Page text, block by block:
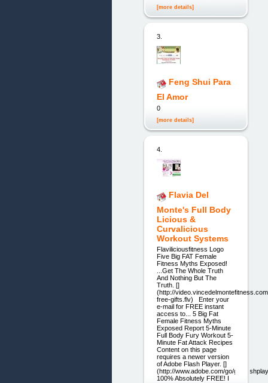
[more details]
3.
Feng Shui Para
El Amor
0
[more details]
4.
Flavia Del
Monte's Full Body
Licious &
Curvalicious
Workout Systems
Flaviliciousfitness Logo
Five Big FAT Female
Fitness Myths Exposed!
...Get The Whole Truth
And Nothing But The
Truth. []
(http://
free-gifts.flv) Enter your
e-mail for FREE instant
access to... 5 Big Fat
Female Fitness Myths
Exposed Report 5-Minute
Full Body Fury Workout 5-
Minute Fat Attack Recipes
Content on this page
requires a newer version
of Adobe Flash Player. []
(http://www.adobe.com/go/
100% Absolutely FREE! I